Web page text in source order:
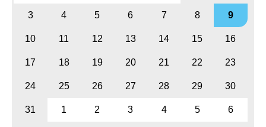
3 4 5 6 7 8 9
10 11 12 13 14 15 16
17 18 19 20 21 22 23
24 25 26 27 28 29 30
31 1 2 3 4 5 6